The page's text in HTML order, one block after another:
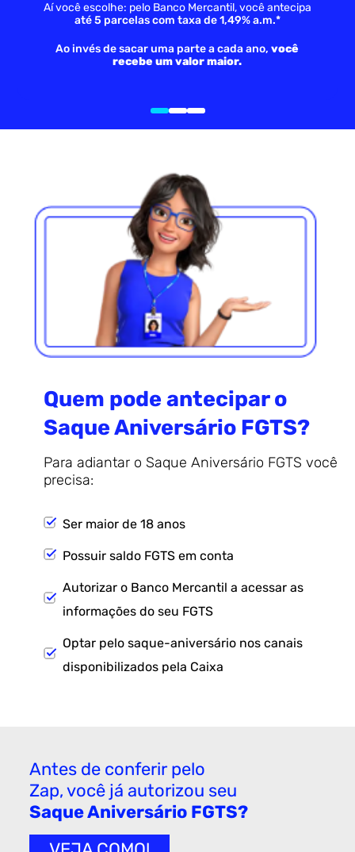
Aí você escolhe: pelo Banco Mercantil, você antecipa
até 5 parcelas com taxa de 1,49% a.m.*
Ao invés de sacar uma parte a cada ano, você
recebe um valor maior.
Quem pode antecipar o
Saque Aniversário FGTS?
Para adiantar o Saque Aniversário FGTS você
precisa:
Ser maior de 18 anos
Possuir saldo FGTS em conta
Autorizar o Banco Mercantil a acessar as
informações do seu FGTS
Optar pelo saque-aniversário nos canais
disponibilizados pela Caixa
Antes de conferir pelo
Zap, você já autorizou seu
Saque Aniversário FGTS?